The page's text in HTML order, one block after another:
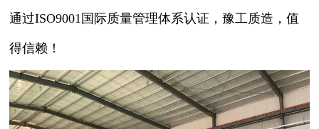
通过ISO9001国际质量管理体系认证，豫工质造，值
得信赖！